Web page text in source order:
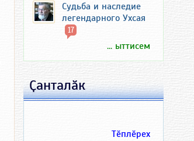
Судьба и наследие
легендарного Ухсая
17
... ыттисем
Ҫанталӑк
Тӗплӗрех